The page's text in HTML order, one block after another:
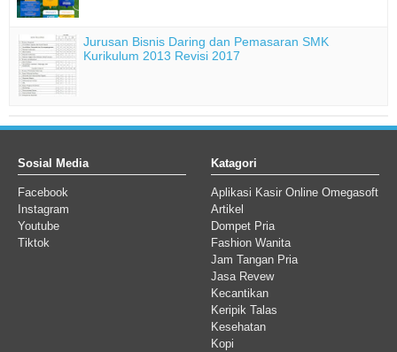
Jurusan Bisnis Daring dan Pemasaran SMK
Kurikulum 2013 Revisi 2017
Sosial Media
Facebook
Instagram
Youtube
Tiktok
Katagori
Aplikasi Kasir Online Omegasoft
Artikel
Dompet Pria
Fashion Wanita
Jam Tangan Pria
Jasa Revew
Kecantikan
Keripik Talas
Kesehatan
Kopi